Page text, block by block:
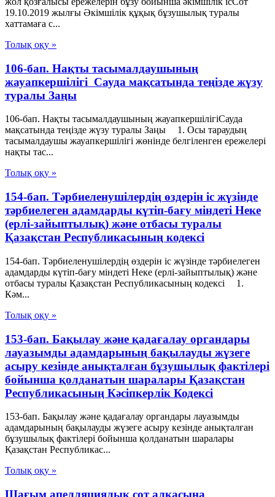
19.10.2019 жылғы Әкімшілік құқық бұзушылық туралы
хаттамаға с...
Толық оқу »
106-бап. Нақты тасымалдаушының
жауапкершiлiгi Сауда мақсатында теңізде жүзу
туралы Заңы
106-бап. Нақты тасымалдаушының жауапкершiлiгiСауда
мақсатында теңізде жүзу туралы Заңы 1. Осы тараудың
тасымалдаушы жауапкершiлiгi жөнiнде белгiленген ережелерi
нақты тас...
Толық оқу »
154-бап. Тәрбиеленушілердің өздерін іс жүзінде
тәрбиелеген адамдарды күтіп-бағу міндеті Неке
(ерлі-зайыптылық) және отбасы туралы
Қазақстан Республикасының кодексі
154-бап. Тәрбиеленушілердің өздерін іс жүзінде тәрбиелеген
адамдарды күтіп-бағу міндеті Неке (ерлі-зайыптылық) және
отбасы туралы Қазақстан Республикасының кодексі 1.
Кәм...
Толық оқу »
153-бап. Бақылау және қадағалау органдары
лауазымды адамдарының бақылауды жүзеге
асыру кезiнде анықталған бұзушылық фактiлерi
бойынша қолданатын шаралары Қазақстан
Республикасының Кәсіпкерлік Кодексі
153-бап. Бақылау және қадағалау органдары лауазымды
адамдарының бақылауды жүзеге асыру кезiнде анықталған
бұзушылық фактiлерi бойынша қолданатын шаралары
Қазақстан Республикас...
Толық оқу »
Шағым апелляциялық сот алқасына